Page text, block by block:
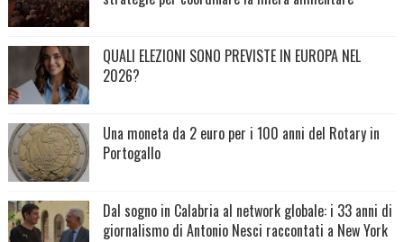
QUALI ELEZIONI SONO PREVISTE IN EUROPA NEL
2026?
Una moneta da 2 euro per i 100 anni del Rotary in
Portogallo
Dal sogno in Calabria al network globale: i 33 anni di
giornalismo di Antonio Nesci raccontati a New York